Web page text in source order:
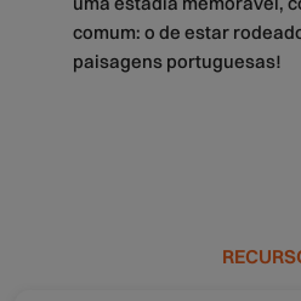
comum: o de estar
paisagens portuguesas!